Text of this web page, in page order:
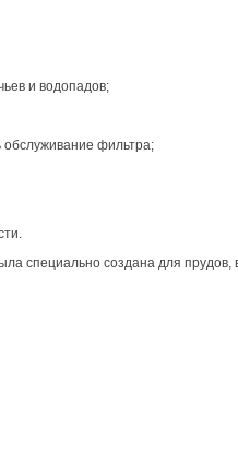
и водопадов;
обслуживание фильтра;
специально создана для прудов,